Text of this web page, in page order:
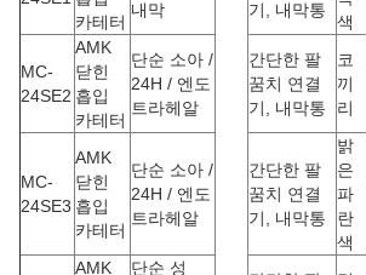
카테터
내막
기, 내막통
색
MC-
24SE2
AMK
닫힌
흡입
카테터
단순 소아 /
24H / 엔도
트라헤알
간단한 팔
꿈치 연결
기, 내막통
코
끼
리
MC-
24SE3
AMK
닫힌
흡입
카테터
단순 소아 /
24H / 엔도
트라헤알
간단한 팔
꿈치 연결
기, 내막통
밝
은
파
란
색
AMK
단순 성